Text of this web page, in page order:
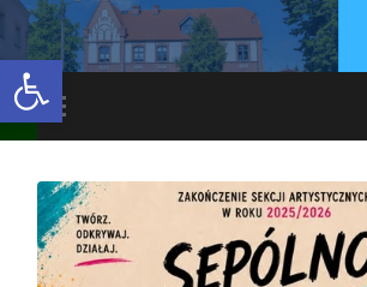
Open toolbar
Toggle
mobile